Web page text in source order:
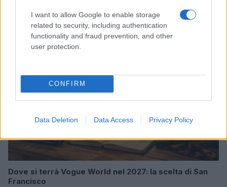
I want to allow Google to enable storage
related to security, including authentication
functionality and fraud prevention, and other
user protection.
CONFIRM
Data Deletion Data Access Privacy Policy
Dove si terrà Vogue World nel 2027: la scelta di San
Francisco